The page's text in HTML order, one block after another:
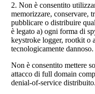
2. Non è consentito
memorizzare, conservare,
pubblicare o distribuire
è legato a) ogni forma di
keystroke logger, rootkit o
tecnologicamente dannoso.
Non è consentito mettere
attacco di full domain
denial-of-service distribuito.